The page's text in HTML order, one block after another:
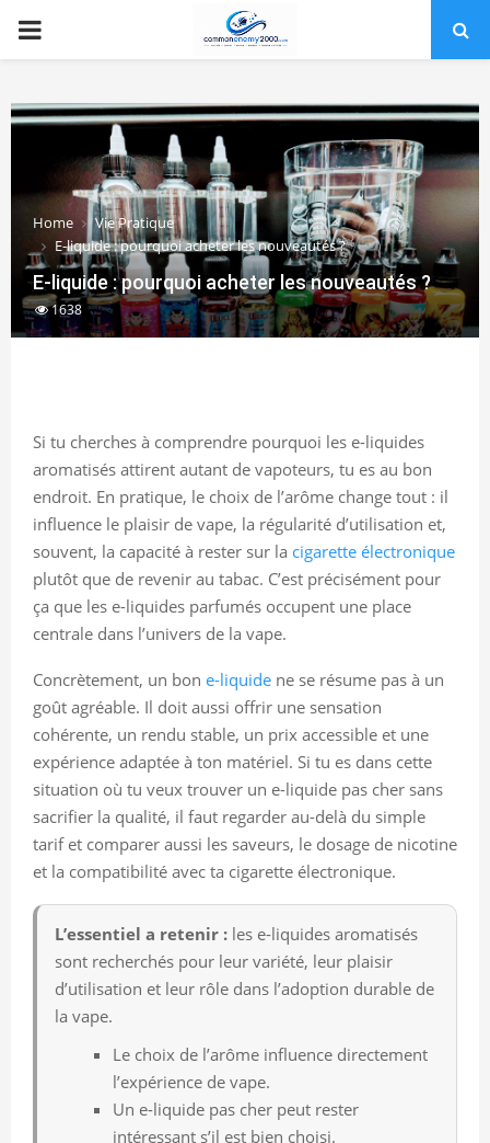
PRIMARY
Home
Vie Pratique
E-liquide : pourquoi acheter les nouveautés ?
E-liquide : pourquoi acheter les nouveautés ?
1638
Si tu cherches à comprendre pourquoi les e-liquides
aromatisés attirent autant de vapoteurs, tu es au bon
endroit. En pratique, le choix de l’arôme change tout : il
influence le plaisir de vape, la régularité d’utilisation et,
souvent, la capacité à rester sur la cigarette électronique
plutôt que de revenir au tabac. C’est précisément pour
ça que les e-liquides parfumés occupent une place
centrale dans l’univers de la vape.
Concrètement, un bon e-liquide ne se résume pas à un
goût agréable. Il doit aussi offrir une sensation
cohérente, un rendu stable, un prix accessible et une
expérience adaptée à ton matériel. Si tu es dans cette
situation où tu veux trouver un e-liquide pas cher sans
sacrifier la qualité, il faut regarder au-delà du simple
tarif et comparer aussi les saveurs, le dosage de nicotine
et la compatibilité avec ta cigarette électronique.
L’essentiel a retenir : les e-liquides aromatisés
sont recherchés pour leur variété, leur plaisir
d’utilisation et leur rôle dans l’adoption durable de
la vape.
Le choix de l’arôme influence directement
l’expérience de vape.
Un e-liquide pas cher peut rester
intéressant s’il est bien choisi.